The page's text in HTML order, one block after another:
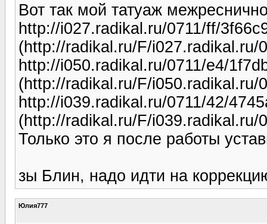
Вот так мой татуаж
http://i027.radikal.ru/0711/ff/
(http://radikal.ru/F/i027.radikal.ru/
http://i050.radikal.ru/0711/e4/
(http://radikal.ru/F/i050.radikal.ru/
http://i039.radikal.ru/0711/42/
(http://radikal.ru/F/i039.radikal.ru/
Только это я после работы
зы Блин, надо идти на
Юлия777